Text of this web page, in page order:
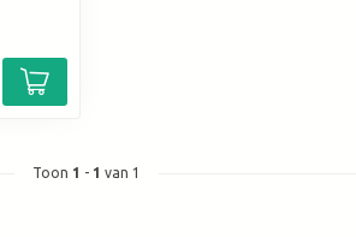
Toon 1 - 1 van 1